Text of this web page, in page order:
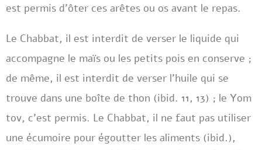
est permis d’ôter ces arêtes ou os avant le repas.
Le Chabbat, il est interdit de verser le liquide qui
accompagne le maïs ou les petits pois en conserve ;
de même, il est interdit de verser l’huile qui se
trouve dans une boîte de thon (ibid. 11, 13) ; le Yom
tov, c’est permis. Le Chabbat, il ne faut pas utiliser
une écumoire pour égoutter les aliments (ibid.),